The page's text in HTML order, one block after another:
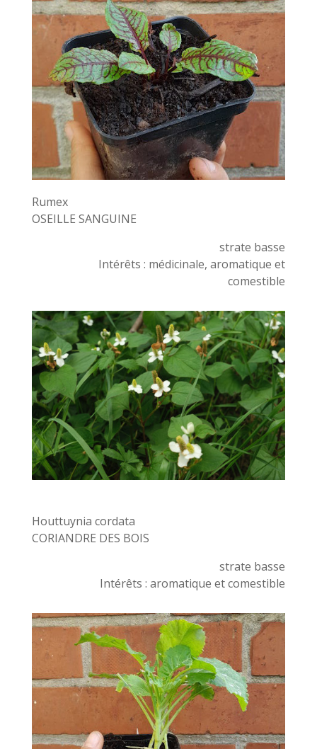
Rumex
OSEILLE SANGUINE
strate basse
Intérêts : médicinale, aromatique et
comestible
Houttuynia cordata
CORIANDRE DES BOIS
strate basse
Intérêts : aromatique et comestible